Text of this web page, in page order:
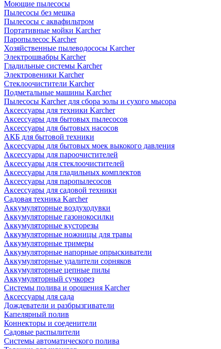
Моющие пылесосы
Пылесосы без мешка
Пылесосы с аквафильтром
Портативные мойки Karcher
Паропылесос Karcher
Хозяйственные пылеводососы Karcher
Электрошвабры Karcher
Гладильные системы Karcher
Электровеники Karcher
Стеклоочистители Karcher
Подметальные машины Karcher
Пылесосы Karcher для сбора золы и сухого мысора
Аксессуары для техники Karcher
Аксессуары для бытовых пылесосов
Аксессуары для бытовых насосов
АКБ для бытовой техники
Аксессуары для бытовых моек выкокого давления
Аксессуары для пароочистителей
Аксессуары для стеклоочистителей
Аксессуары для гладильных комплектов
Аксессуары для паропылесосов
Аксессуары для садовой техники
Садовая техника Karcher
Аккумуляторные воздуходувки
Аккумуляторные газонокосилки
Аккумуляторные кусторезы
Аккумуляторные ножницы для травы
Аккумуляторные тримеры
Аккумуляторные напорные опрыскиватели
Аккумуляторные удалители сорняков
Аккумуляторные цепные пилы
Аккумуляторный сучкорез
Системы полива и орошения Karcher
Аксессуары для сада
Дождеватели и разбрызгиватели
Капелярный полив
Коннекторы и соеденители
Садовые распылители
Системы автоматического полива